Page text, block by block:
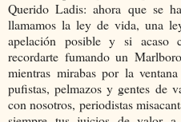
Querido Ladis: ahora que se
llamamos la ley de vida, una
apelación posible y si acaso
recordarte fumando un
mientras mirabas por la
pufistas, pelmazos y gentes de
con nosotros, periodistas